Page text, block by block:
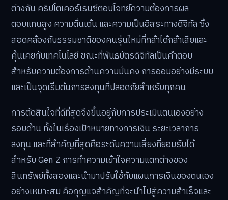
ต่างกัน คริปโตเคอร์เรนซีตอบโจทย์ความต้องการผล
ตอบแทนสูง ความตื่นเต้น และความเป็นอิสระทางดิจิทัล ซึ่ง
สอดคล้องกับธรรมชาติของคนรุ่นใหม่ที่กล้าได้กล้าเสียและ
คุ้นเคยกับเทคโนโลยี ขณะที่พันธบัตรดิจิทัลเป็นคำตอบ
สำหรับความต้องการด้านความมั่นคง การออมอย่างมีระบบ
และเป็นจุดเริ่มต้นการลงทุนที่ปลอดภัยสำหรับทุกคน
การตัดสินใจที่ดีที่สุดจึงขึ้นอยู่กับการประเมินตนเองอย่าง
รอบด้าน ทั้งในเรื่องเป้าหมายทางการเงิน ระยะเวลาการ
ลงทุน และที่สำคัญที่สุดคือระดับความเสี่ยงที่ยอมรับได้
สำหรับ Gen Z การทำความเข้าใจความแตกต่างของ
สินทรัพย์ทั้งสองและนำมาปรับใช้กับแผนการเงินของตนเอง
อย่างเหมาะสม คือกุญแจสำคัญที่จะนำไปสู่ความสำเร็จและ